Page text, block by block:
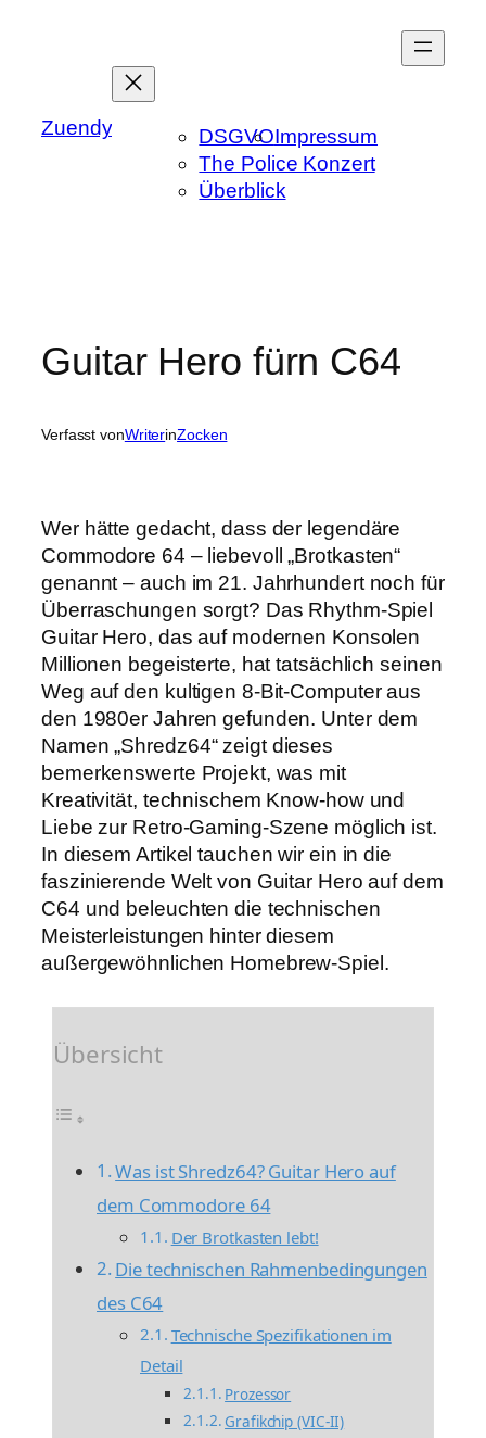
Zuendy DSGVOImpressum
The Police Konzert
Überblick
Guitar Hero fürn C64
Verfasst vonWriterinZocken
Wer hätte gedacht, dass der legendäre
Commodore 64 – liebevoll „Brotkasten“
genannt – auch im 21. Jahrhundert noch für
Überraschungen sorgt? Das Rhythm-Spiel
Guitar Hero, das auf modernen Konsolen
Millionen begeisterte, hat tatsächlich seinen
Weg auf den kultigen 8-Bit-Computer aus
den 1980er Jahren gefunden. Unter dem
Namen „Shredz64“ zeigt dieses
bemerkenswerte Projekt, was mit
Kreativität, technischem Know-how und
Liebe zur Retro-Gaming-Szene möglich ist.
In diesem Artikel tauchen wir ein in die
faszinierende Welt von Guitar Hero auf dem
C64 und beleuchten die technischen
Meisterleistungen hinter diesem
außergewöhnlichen Homebrew-Spiel.
Übersicht
Was ist Shredz64? Guitar Hero auf
dem Commodore 64
Der Brotkasten lebt!
Die technischen Rahmenbedingungen
des C64
Technische Spezifikationen im
Detail
Prozessor
Grafikchip (VIC-II)